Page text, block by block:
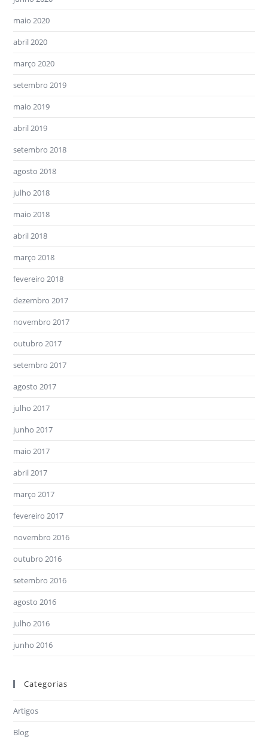
maio 2020
abril 2020
março 2020
setembro 2019
maio 2019
abril 2019
setembro 2018
agosto 2018
julho 2018
maio 2018
abril 2018
março 2018
fevereiro 2018
dezembro 2017
novembro 2017
outubro 2017
setembro 2017
agosto 2017
julho 2017
junho 2017
maio 2017
abril 2017
março 2017
fevereiro 2017
novembro 2016
outubro 2016
setembro 2016
agosto 2016
julho 2016
junho 2016
Categorias
Artigos
Blog